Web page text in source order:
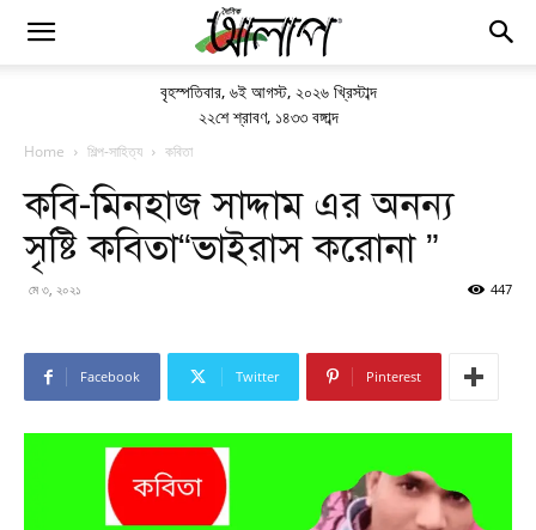
বৃহস্পতিবার, ৬ই আগস্ট, ২০২৬ খ্রিস্টাব্দ
২২শে শ্রাবণ, ১৪৩৩ বঙ্গাব্দ
Home শিল্প-সাহিত্য কবিতা
কবি-মিনহাজ সাদ্দাম এর অনন্য
সৃষ্টি কবিতা“ভাইরাস করোনা ”
মে ৩, ২০২১ 447
Facebook Twitter Pinterest